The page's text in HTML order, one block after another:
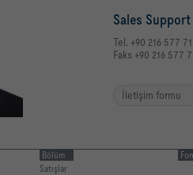
Sales
Tel. +90 216 577
Faks +90 216 577
İletişim formu
Bölüm
Satışlar